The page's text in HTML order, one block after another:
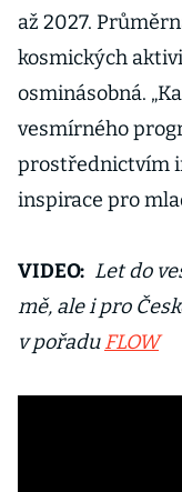
až 2027.
kosmických
osminásobná.
vesmírného
prostřednictvím
inspirace pro
VIDEO: Let do
mě, ale i pro
v pořaduFLOW